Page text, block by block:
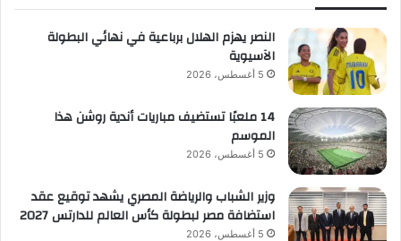
النصر يهزم الهلال برباعية في نهائي البطولة
الآسيوية
5 أغسطس، 2026
14 ملعبًا تستضيف مباريات أندية روشن هذا
الموسم
5 أغسطس، 2026
وزير الشباب والرياضة المصري يشهد توقيع عقد
استضافة مصر لبطولة كأس العالم للدارتس 2027
5 أغسطس، 2026